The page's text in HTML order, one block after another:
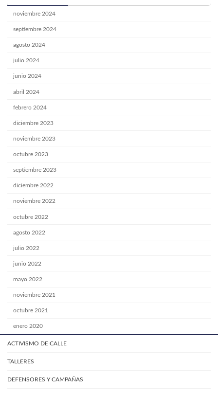
noviembre 2024
septiembre 2024
agosto 2024
julio 2024
junio 2024
abril 2024
febrero 2024
diciembre 2023
noviembre 2023
octubre 2023
septiembre 2023
diciembre 2022
noviembre 2022
octubre 2022
agosto 2022
julio 2022
junio 2022
mayo 2022
noviembre 2021
octubre 2021
enero 2020
ACTIVISMO DE CALLE
TALLERES
DEFENSORES Y CAMPAÑAS